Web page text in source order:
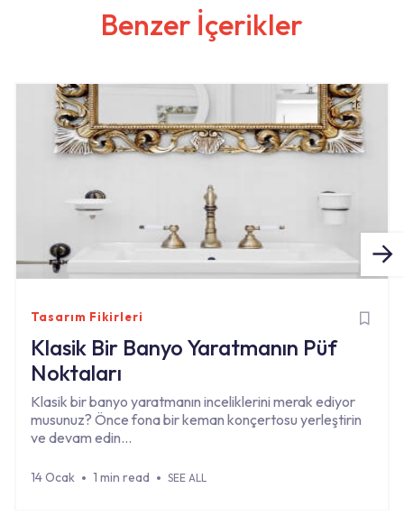
Benzer İçerikler
Tasarım Fikirleri
Klasik Bir Banyo Yaratmanın Püf
Noktaları
Klasik bir banyo yaratmanın inceliklerini merak ediyor
musunuz? Önce fona bir keman konçertosu yerleştirin
ve devam edin…
14 Ocak 1 min read SEE ALL